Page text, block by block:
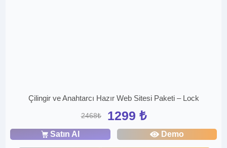
Çilingir ve Anahtarcı Hazır Web Sitesi Paketi – Lock
2468₺ 1299 ₺
Satın Al Demo